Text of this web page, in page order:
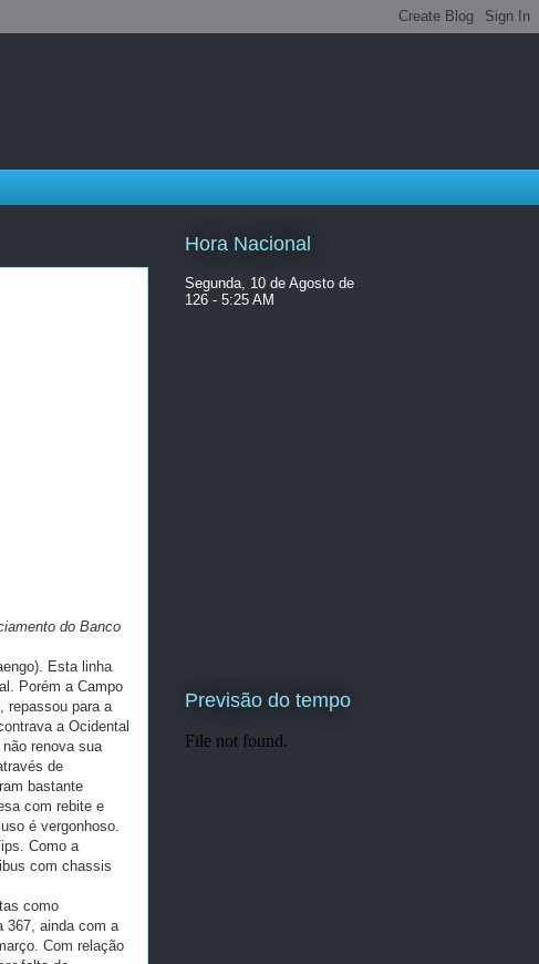
do Banco
Esta linha
Porém a Campo
repassou para a
a Ocidental
renova sua
de
bastante
com rebite e
é vergonhoso.
Como a
com chassis
como
367, ainda com a
Com relação
Hora Nacional
Segunda, 10 de Agosto de
126 - 5:25 AM
Previsão do tempo